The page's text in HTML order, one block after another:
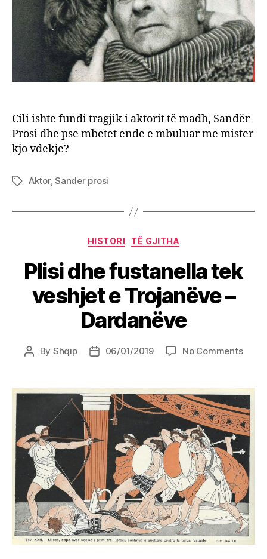
Prosi
dhe
pse
me
Cili ishte fundi tragjik i aktorit të madh, Sandër
Prosi dhe pse mbetet ende e mbuluar me mister
kjo vdekje?
TagsAktor,Sander prosi
Categories
HISTORI TË GJITHA
Plisi dhe fustanella tek
veshjet e Trojanëve –
Dardanëve
Post
By Shqip
Post06/01/2019 No Commentson
e
–